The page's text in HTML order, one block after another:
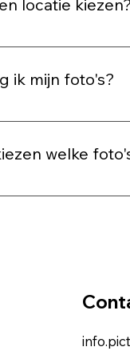
locatie kiezen?
vooraf
ik mijn foto's?
foto's
welke
selecteren